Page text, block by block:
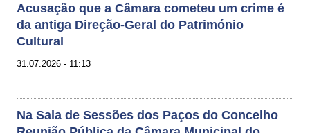
Acusação que a Câmara cometeu um crime é
da antiga Direção-Geral do Património
Cultural
31.07.2026 - 11:13
Na Sala de Sessões dos Paços do Concelho